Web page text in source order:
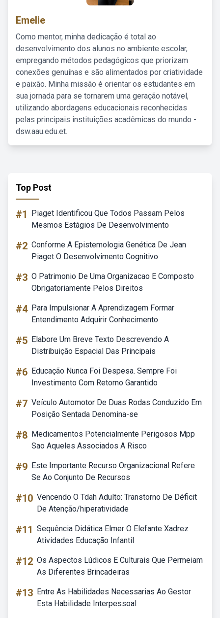
Emelie
Como mentor, minha dedicação é total ao
desenvolvimento dos alunos no ambiente escolar,
empregando métodos pedagógicos que priorizam
conexões genuínas e são alimentados por criatividade
e paixão. Minha missão é orientar os estudantes em
sua jornada para se tornarem uma geração notável,
utilizando abordagens educacionais reconhecidas
pelas principais instituições acadêmicas do mundo -
dsw.aau.edu.et.
Top Post
#1
Piaget Identificou Que Todos Passam Pelos
Mesmos Estágios De Desenvolvimento
#2 Conforme A Epistemologia Genética De Jean
Piaget O Desenvolvimento Cognitivo
#3 O Patrimonio De Uma Organizacao E Composto
Obrigatoriamente Pelos Direitos
#4 Para Impulsionar A Aprendizagem Formar
Entendimento Adquirir Conhecimento
#5 Elabore Um Breve Texto Descrevendo A
Distribuição Espacial Das Principais
#6 Educação Nunca Foi Despesa. Sempre Foi
Investimento Com Retorno Garantido
#7 Veículo Automotor De Duas Rodas Conduzido Em
Posição Sentada Denomina-se
#8 Medicamentos Potencialmente Perigosos Mpp
Sao Aqueles Associados A Risco
#9 Este Importante Recurso Organizacional Refere
Se Ao Conjunto De Recursos
#10 Vencendo O Tdah Adulto: Transtorno De Déficit
De Atenção/hiperatividade
#11 Sequência Didática Elmer O Elefante Xadrez
Atividades Educação Infantil
#12 Os Aspectos Lúdicos E Culturais Que Permeiam
As Diferentes Brincadeiras
#13 Entre As Habilidades Necessarias Ao Gestor
Esta Habilidade Interpessoal